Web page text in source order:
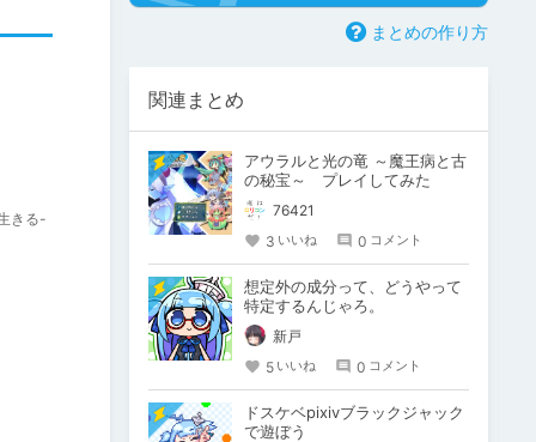
きる-
まとめの作り方
関連まとめ
アウラルと光の竜 ～魔王病と古
の秘宝～ プレイしてみた
76421
3 いいね 0 コメント
想定外の成分って、どうやって
特定するんじゃろ。
新戸
5 いいね 0 コメント
ドスケベpixivブラックジャック
で遊ぼう